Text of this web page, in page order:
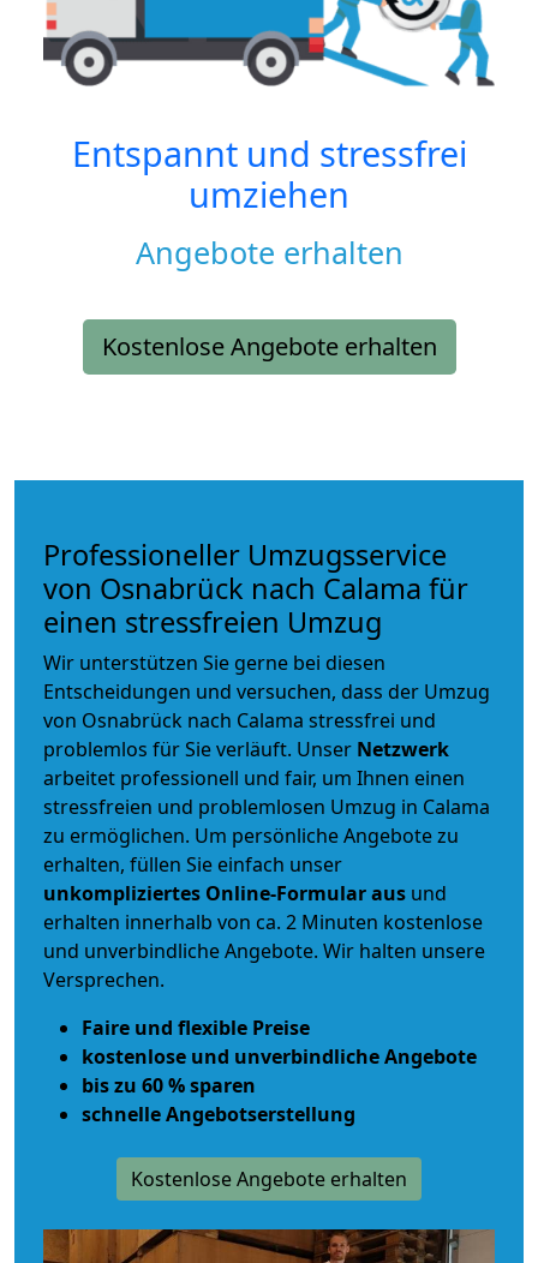
Entspannt und stressfrei
umziehen
Angebote erhalten
Kostenlose Angebote erhalten
Professioneller Umzugsservice
von Osnabrück nach Calama für
einen stressfreien Umzug
Wir unterstützen Sie gerne bei diesen
Entscheidungen und versuchen, dass der Umzug
von Osnabrück nach Calama stressfrei und
problemlos für Sie verläuft. Unser Netzwerk
arbeitet professionell und fair, um Ihnen einen
stressfreien und problemlosen Umzug in Calama
zu ermöglichen. Um persönliche Angebote zu
erhalten, füllen Sie einfach unser
unkompliziertes Online-Formular aus und
erhalten innerhalb von ca. 2 Minuten kostenlose
und unverbindliche Angebote. Wir halten unsere
Versprechen.
Faire und flexible Preise
kostenlose und unverbindliche Angebote
bis zu 60 % sparen
schnelle Angebotserstellung
Kostenlose Angebote erhalten